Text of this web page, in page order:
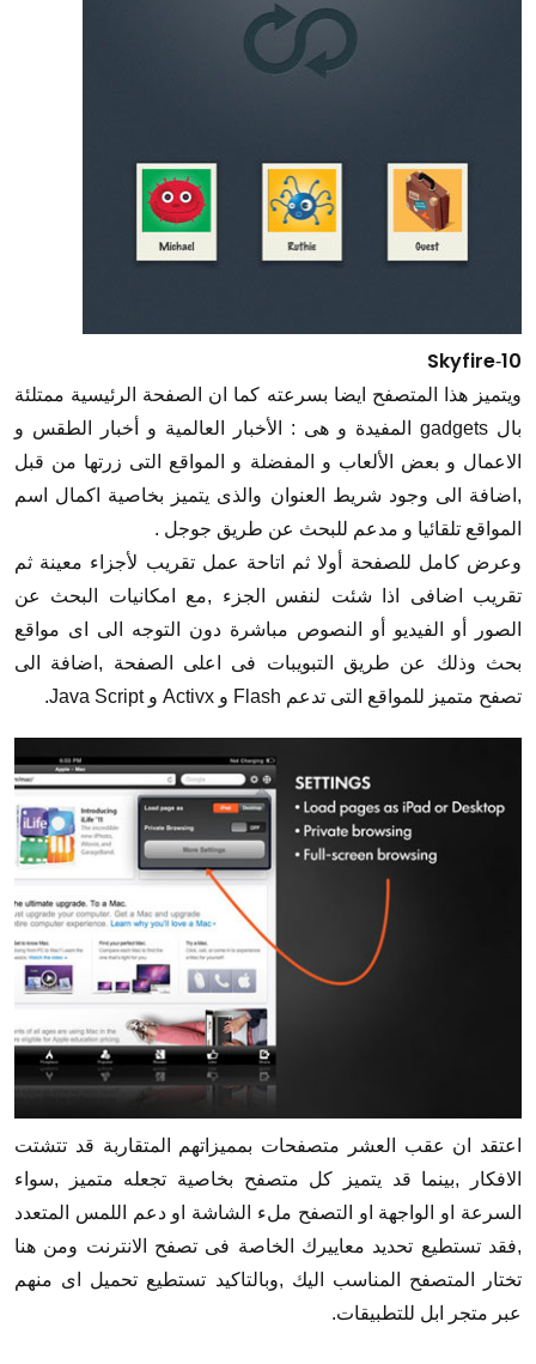
10
-
Skyfire
ويتميز هذا المتصفح ايضا بسرعته كما ان الصفحة الرئيسية ممتلئة
بال gadgets المفيدة و هى : الأخبار العالمية و أخبار الطقس و
الاعمال و بعض الألعاب و المفضلة و المواقع التى زرتها من قبل
,اضافة الى وجود شريط العنوان والذى يتميز بخاصية اكمال اسم
المواقع تلقائيا و مدعم للبحث عن طريق جوجل .
وعرض كامل للصفحة أولا ثم اتاحة عمل تقريب لأجزاء معينة ثم
تقريب اضافى اذا شئت لنفس الجزء ,مع امكانيات البحث عن
الصور أو الفيديو أو النصوص مباشرة دون التوجه الى اى مواقع
بحث وذلك عن طريق التبويبات فى اعلى الصفحة ,اضافة الى
تصفح متميز للمواقع التى تدعم Flash و Activx و Java Script.
اعتقد ان عقب العشر متصفحات بمميزاتهم المتقاربة قد تتشتت
الافكار ,بينما قد يتميز كل متصفح بخاصية تجعله متميز ,سواء
السرعة او الواجهة او التصفح ملء الشاشة او دعم اللمس المتعدد
,فقد تستطيع تحديد معاييرك الخاصة فى تصفح الانترنت ومن هنا
تختار المتصفح المناسب اليك ,وبالتاكيد تستطيع تحميل اى منهم
عبر متجر ابل للتطبيقات.